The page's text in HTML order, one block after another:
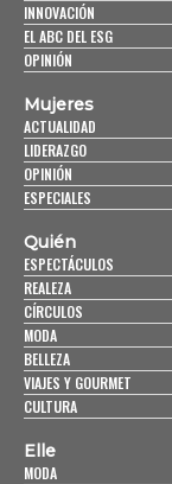
INNOVACIÓN
EL ABC DEL ESG
OPINIÓN
Mujeres
ACTUALIDAD
LIDERAZGO
OPINIÓN
ESPECIALES
Quién
ESPECTÁCULOS
REALEZA
CÍRCULOS
MODA
BELLEZA
VIAJES Y GOURMET
CULTURA
Elle
MODA